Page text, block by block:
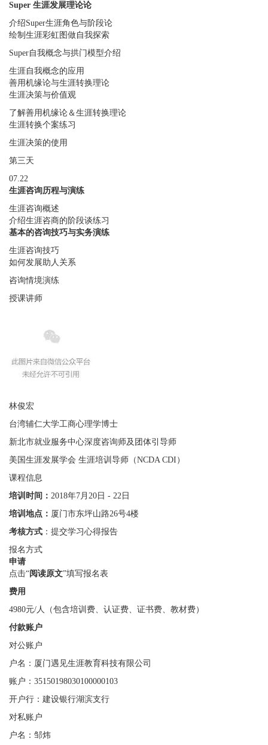
Super 生涯发展理论论
介绍Super生涯角色与阶段论
绘制生涯彩虹图做自我探索
Super自我概念与拱门模型介绍
生涯自我概念的应用
善用机缘论与生涯转换理论
生涯决策与价值观
了解善用机缘论＆生涯转换理论
生涯转换个案练习
生涯决策的使用
第三天
07.22
生涯咨询历程与演练
生涯咨询概述
介绍生涯咨商的阶段谈练习
基本的咨询技巧与实务演练
生涯咨询技巧
如何发展助人关系
咨询情境演练
授课讲师
林俊宏
台湾辅仁大学工商心理学博士
新北市就业服务中心深度咨询师及团体引导师
美国生涯发展学会 生涯培训导师（NCDA CDI）
课程信息
培训时间： 2018年7月20日 - 22日
培训地点： 厦门市东坪山路26号4楼
考核方式 ：提交学习心得报告
报名方式
申请
点击“阅读原文”填写报名表
费用
4980元/人（包含培训费、认证费、证书费、教材费）
付款账户
对公账户
户名：厦门遇见生涯教育科技有限公司
账户：35150198030100000103
开户行：建设银行湖滨支行
对私账户
户名：邹炜